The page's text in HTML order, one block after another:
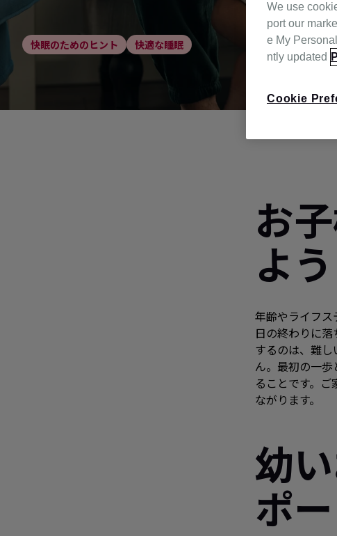
快眠のためのヒント 快適な睡眠
お
よ
年齢やライフス
日の終わりに
するのは、難
ん。最初の一
ることです。ご
ながります。
幼
ポ
We use
port our
e My
ntly updated
Cookie